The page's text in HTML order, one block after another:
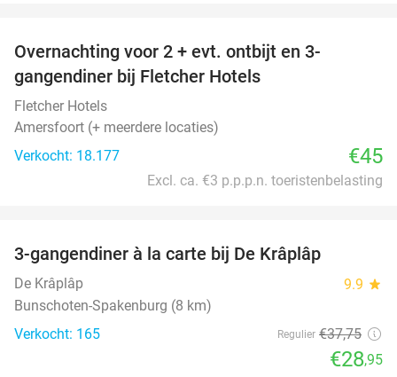
Overnachting voor 2 + evt. ontbijt en 3-
gangendiner bij Fletcher Hotels
Fletcher Hotels
Amersfoort (+ meerdere locaties)
Verkocht: 18.177
€45
Excl. ca. €3 p.p.p.n. toeristenbelasting
3-gangendiner à la carte bij De Krâplâp
De Krâplâp 9.9 star
Bunschoten-Spakenburg (8 km)
Verkocht: 165
Regulier €37,75
€28,95